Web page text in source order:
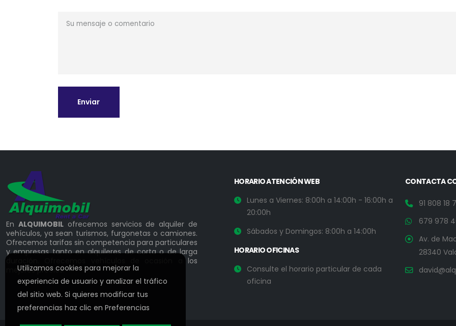
Enviar
En ALQUIMOBILofrecemos servicios de alquiler de
vehículos, ya sean turismos, furgonetas o camiones.
Ofrecemos tarifas sin competencia para particulares
y empresas tanto en alquileres de corta o de larga
duración. Ofrecemos vehículos de ocasión a los
mejores precios.
HORARIO ATENCIÓN WEB
Lunes a Viernes: 8:00h a 14:00h - 16:00h a
20:00h
Sábados y Domingos: 8:00h a 14:00h
HORARIO OFICINAS
Consulte el horario particular de cada
oficina
CONTACTA
91 808
679 978
Av. de
28340
Utilizamos cookies para mejorar la
experiencia de usuario y analizar el tráfico
del sitio web. Si quieres modificar tus
preferencias haz clic en Preferencias